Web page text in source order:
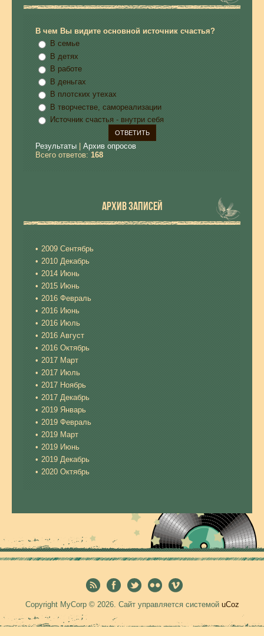
В чем Вы видите основной источник счастья?
В семье
В детях
В работе
В деньгах
В плотских утехах
В творчестве, самореализации
Источник счастья - внутри себя
Результаты
Архив опросов
Всего ответов: 168
АРХИВ ЗАПИСЕЙ
2009 Сентябрь
2010 Декабрь
2014 Июнь
2015 Июнь
2016 Февраль
2016 Июнь
2016 Июль
2016 Август
2016 Октябрь
2017 Март
2017 Июль
2017 Ноябрь
2017 Декабрь
2019 Январь
2019 Февраль
2019 Март
2019 Июнь
2019 Декабрь
2020 Октябрь
Copyright MyCorp © 2026. Сайт управляется системой uCoz